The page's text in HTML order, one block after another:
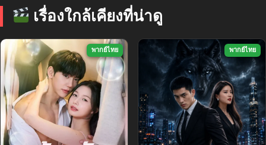
เรื่องใกล้เคียงที่น่าดู
พากย์ไทย พากย์ไทย